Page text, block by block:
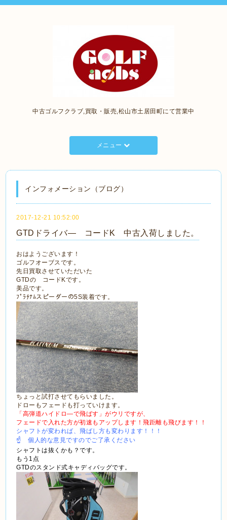
中古ゴルフクラブ,買取・販売,松山市土居田町にて営業中
メニュー
インフォメーション（ブログ）
2017-12-21 10:52:00
GTDドライバ― コードK 中古入荷しました。
おはようございます！
ゴルフオーブスです。
先日買取させていただいた
GTDの コードKです。
美品です。
ﾌﾟﾗﾁﾅﾑスピーダーの5S装着です。
ちょっと試打させてもらいました。
ドローもフェードも打っていけます。
「高弾道ハイドロ―で飛ばす」がウリですが、
フェードで入れた方が初速もアップします！飛距離も飛びます！！
シャフトが変われば、飛ばし方も変わります！！！
☝ 個人的な意見ですのでご了承ください
シャフトは抜くかも？です。
もう1点
GTDのスタンド式キャディバッグです。